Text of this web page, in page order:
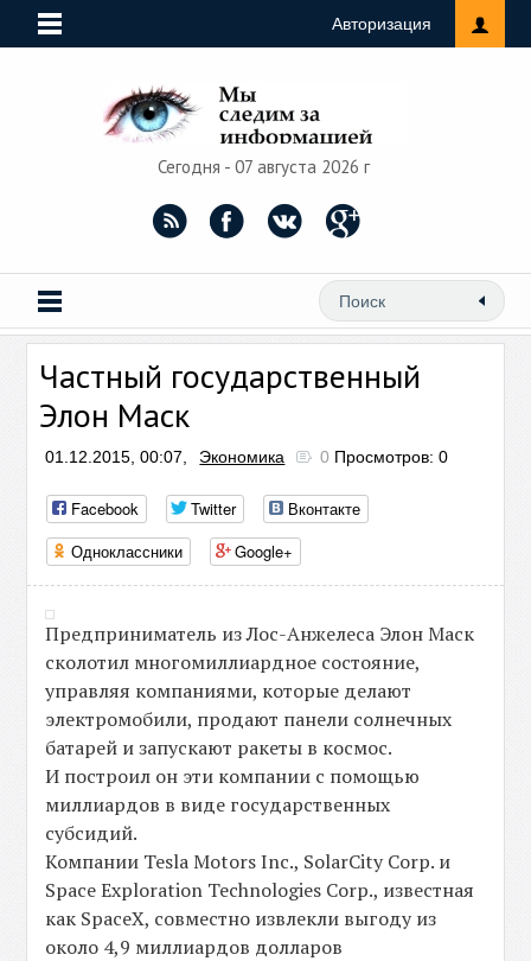
Авторизация
Сегодня - 07 августа 2026 г
Частный государственный
Элон Маск
01.12.2015, 00:07, Экономика 0 Просмотров: 0
Facebook Twitter
Вконтакте
Одноклассники
Google+
Предприниматель из Лос-Анжелеса Элон Маск
сколотил многомиллиардное состояние,
управляя компаниями, которые делают
электромобили, продают панели солнечных
батарей и запускают ракеты в космос.
И построил он эти компании с помощью
миллиардов в виде государственных
субсидий.
Компании Tesla Motors Inc., SolarCity Corp. и
Space Exploration Technologies Corp., известная
как SpaceX, совместно извлекли выгоду из
около 4,9 миллиардов долларов